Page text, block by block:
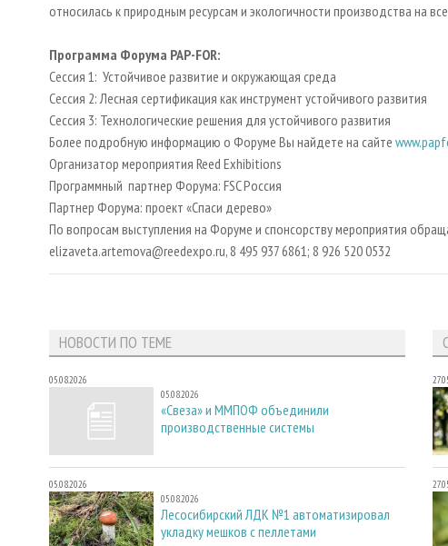
относилась к природным ресурсам и экологичности производства на
Программа Форума PAP-FOR:
Сессия 1: Устойчивое развитие и окружающая среда
Сессия 2: Лесная сертификация как инструмент устойчивого развития
Сессия 3: Технологические решения для устойчивого развития
Более подробную информацию о Форуме Вы найдете на сайте
Организатор мероприятия Reed Exhibitions
Программный партнер Форума: FSC Россия
Партнер Форума: проект «Спаси дерево»
По вопросам выступления на Форуме и спонсорству мероприятия
elizaveta.artemova@reedexpo.ru, 8 495 937 6861; 8 926 520 0532
НОВОСТИ ПО ТЕМЕ
05.08.2026
05.08.2026
«Свеза» и ММПОФ объединили
производственные системы
05.08.2026
05.08.2026
Лесосибирский ЛДК №1 автоматизировал
укладку мешков с пеллетами